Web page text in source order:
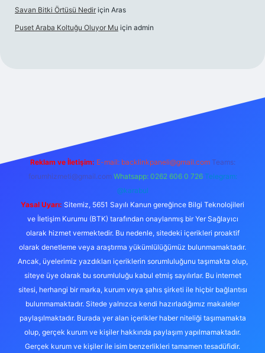
Savan Bitki Örtüsü Nedir için Aras
Puset Araba Koltuğu Oluyor Mu için admin
Reklam ve İletişim: E-mail: backlinkpaneli@gmail.com Teams:
forumhizmeti@gmail.com Whatsapp: 0262 606 0 726 Telegram:
@karabul
Yasal Uyarı: Sitemiz, 5651 Sayılı Kanun gereğince Bilgi Teknolojileri
ve İletişim Kurumu (BTK) tarafından onaylanmış bir Yer Sağlayıcı
olarak hizmet vermektedir. Bu nedenle, sitedeki içerikleri proaktif
olarak denetleme veya araştırma yükümlülüğümüz bulunmamaktadır.
Ancak, üyelerimiz yazdıkları içeriklerin sorumluluğunu taşımakta olup,
siteye üye olarak bu sorumluluğu kabul etmiş sayılırlar. Bu internet
sitesi, herhangi bir marka, kurum veya şahıs şirketi ile hiçbir bağlantısı
bulunmamaktadır. Sitede yalnızca kendi hazırladığımız makaleler
paylaşılmaktadır. Burada yer alan içerikler haber niteliği taşımamakta
olup, gerçek kurum ve kişiler hakkında paylaşım yapılmamaktadır.
Gerçek kurum ve kişiler ile isim benzerlikleri tamamen tesadüfidir.